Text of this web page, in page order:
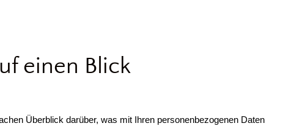
einen Blick
Überblick darüber, was mit Ihren personenbezogenen Daten